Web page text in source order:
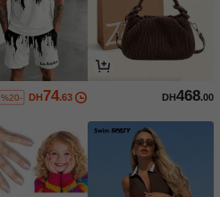
DH468.00
DH74.63
%20-